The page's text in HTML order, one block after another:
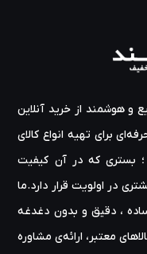
و هوشمند از خرید آنلاین
برای تهیه‌ انواع کالای
؛ بستری که در آن کیفیت
در اولویت قرار دارد.ما
ساده ، دقیق و بدون دغدغه
معتبر، ارائه‌ی مشاوره‌